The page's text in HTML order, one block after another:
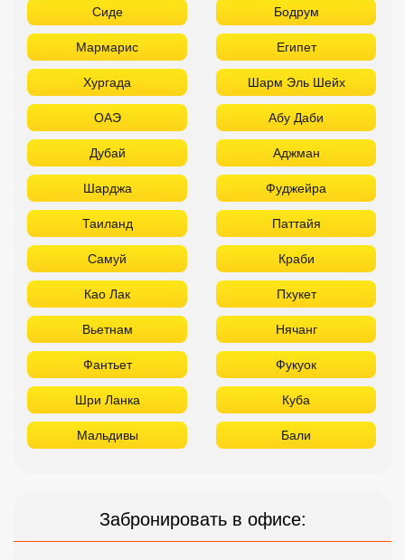
Сиде Бодрум
Мармарис Египет
Хургада Шарм Эль Шейх
ОАЭ Абу Даби
Дубай Аджман
Шарджа Фуджейра
Таиланд Паттайя
Самуй Краби
Као Лак Пхукет
Вьетнам Нячанг
Фантьет Фукуок
Шри Ланка Куба
Мальдивы Бали
Забронировать в офисе: